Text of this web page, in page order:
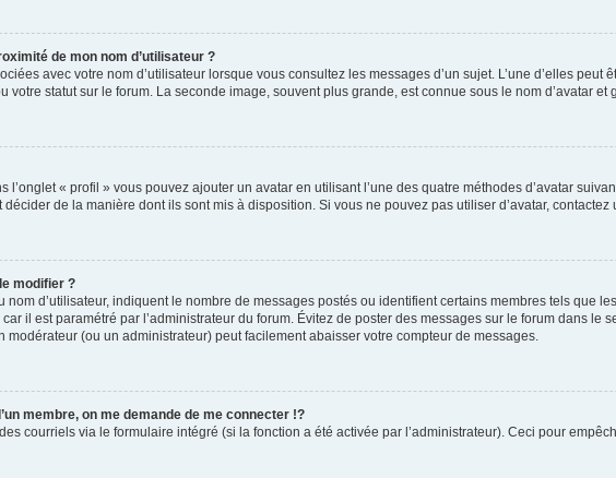
de mon nom d’utilisateur ?
avec votre nom d’utilisateur lorsque vous consultez les messages d’un sujet. L’une d’elles
votre statut sur le forum. La seconde image, souvent plus grande, est connue sous le nom d’avatar
l’onglet « profil » vous pouvez ajouter un avatar en utilisant l’une des quatre méthodes d’avatar
de la manière dont ils sont mis à disposition. Si vous ne pouvez pas utiliser d’avatar, contactez
modifier ?
nom d’utilisateur, indiquent le nombre de messages postés ou identifient certains membres tels que
il est paramétré par l’administrateur du forum. Évitez de poster des messages sur le forum dans le
modérateur (ou un administrateur) peut facilement abaisser votre compteur de messages.
membre, on me demande de me connecter !?
courriels via le formulaire intégré (si la fonction a été activée par l’administrateur). Ceci pour